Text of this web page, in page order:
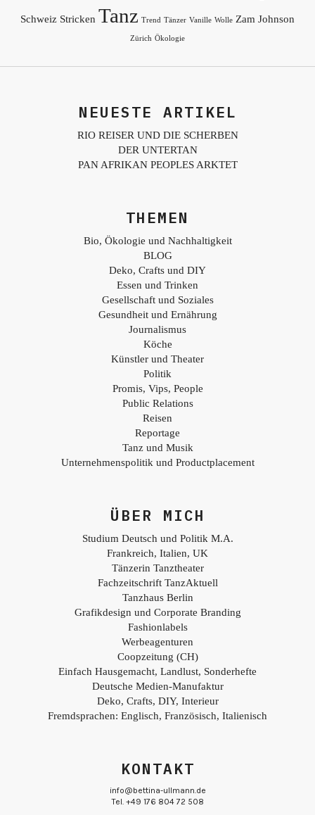
Schweiz Stricken Tanz Trend Tänzer Vanille Wolle Zam Johnson
Zürich Ökologie
NEUESTE ARTIKEL
RIO REISER UND DIE SCHERBEN
DER UNTERTAN
PAN AFRIKAN PEOPLES ARKTET
THEMEN
Bio, Ökologie und Nachhaltigkeit
BLOG
Deko, Crafts und DIY
Essen und Trinken
Gesellschaft und Soziales
Gesundheit und Ernährung
Journalismus
Köche
Künstler und Theater
Politik
Promis, Vips, People
Public Relations
Reisen
Reportage
Tanz und Musik
Unternehmenspolitik und Productplacement
ÜBER MICH
Studium Deutsch und Politik M.A.
Frankreich, Italien, UK
Tänzerin Tanztheater
Fachzeitschrift TanzAktuell
Tanzhaus Berlin
Grafikdesign und Corporate Branding
Fashionlabels
Werbeagenturen
Coopzeitung (CH)
Einfach Hausgemacht, Landlust, Sonderhefte
Deutsche Medien-Manufaktur
Deko, Crafts, DIY, Interieur
Fremdsprachen: Englisch, Französisch, Italienisch
KONTAKT
info@bettina-ullmann.de
Tel. +49 176 804 72 508